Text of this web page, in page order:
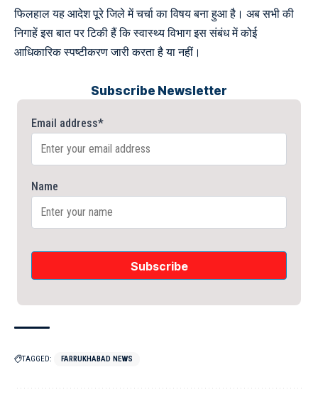
फिलहाल यह आदेश पूरे जिले में चर्चा का विषय बना हुआ है। अब सभी की
निगाहें इस बात पर टिकी हैं कि स्वास्थ्य विभाग इस संबंध में कोई
आधिकारिक स्पष्टीकरण जारी करता है या नहीं।
Subscribe Newsletter
Email address*
Name
TAGGED: FARRUKHABAD NEWS